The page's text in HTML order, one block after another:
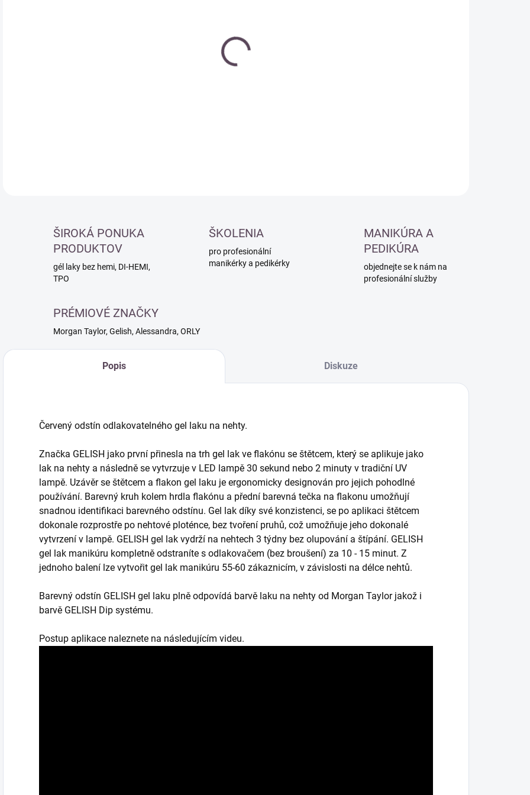
ŠIROKÁ PONUKA
PRODUKTOV
gél laky bez hemi, DI-HEMI,
TPO
ŠKOLENIA
pro profesionální
manikérky a pedikérky
MANIKÚRA A
PEDIKÚRA
objednejte se k nám na
profesionální služby
PRÉMIOVÉ ZNAČKY
Morgan Taylor, Gelish, Alessandra, ORLY
Popis Diskuze
Červený odstín odlakovatelného gel laku na nehty.
Značka GELISH jako první přinesla na trh gel lak ve flakónu se štětcem, který se aplikuje jako
lak na nehty a následně se vytvrzuje v LED lampě 30 sekund nebo 2 minuty v tradiční UV
lampě. Uzávěr se štětcem a flakon gel laku je ergonomicky designován pro jejich pohodlné
používání. Barevný kruh kolem hrdla flakónu a přední barevná tečka na flakonu umožňují
snadnou identifikaci barevného odstínu. Gel lak díky své konzistenci, se po aplikaci štětcem
dokonale rozprostře po nehtové ploténce, bez tvoření pruhů, což umožňuje jeho dokonalé
vytvrzení v lampě. GELISH gel lak vydrží na nehtech 3 týdny bez olupování a štípání. GELISH
gel lak manikúru kompletně odstraníte s odlakovačem (bez broušení) za 10 - 15 minut. Z
jednoho balení lze vytvořit gel lak manikúru 55-60 zákaznicím, v závislosti na délce nehtů.
Barevný odstín GELISH gel laku plně odpovídá barvě laku na nehty od Morgan Taylor jakož i
barvě GELISH Dip systému.
Postup aplikace naleznete na následujícím videu.